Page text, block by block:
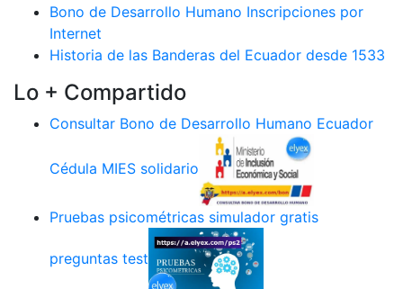
Bono de Desarrollo Humano Inscripciones por
Internet
Historia de las Banderas del Ecuador desde 1533
Lo + Compartido
Consultar Bono de Desarrollo Humano Ecuador
Cédula MIES solidario
Pruebas psicométricas simulador gratis
preguntas test